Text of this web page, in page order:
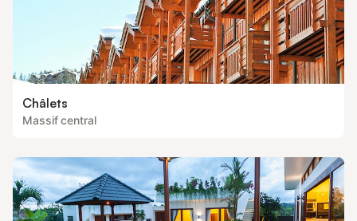
Châlets
Massif central